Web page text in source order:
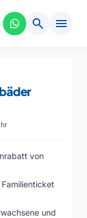
search menu
von
und